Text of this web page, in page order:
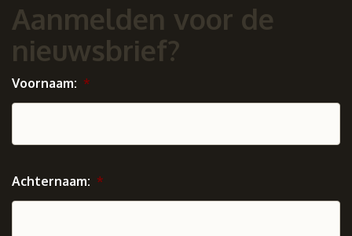
Aanmelden voor de
nieuwsbrief?
Voornaam: *
Achternaam: *